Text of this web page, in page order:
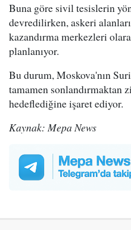
Buna göre sivil tesislerin
devredilirken, askeri
kazandırma merkezleri
planlanıyor.
Bu durum, Moskova'nın
tamamen sonlandırmaktan
hedeflediğine işaret ediyor.
Kaynak: Mepa News